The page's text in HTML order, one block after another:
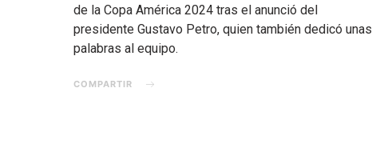
de la Copa América 2024 tras el anunció del
presidente Gustavo Petro, quien también dedicó unas
palabras al equipo.
COMPARTIR